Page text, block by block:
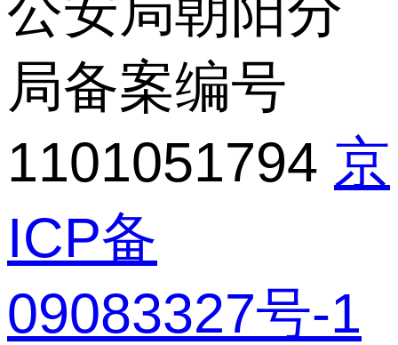
局备案编号
1101051794 京
ICP备
09083327号-1